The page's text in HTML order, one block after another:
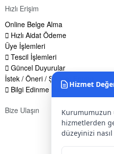
Hızlı Erişim
Online Belge Alma
Hızlı Aidat Ödeme
Üye İşlemleri
Tescil İşlemleri
Güncel Duyurular
İstek / Öneri / Şikayet Formu
Bilgi Edinme Hakkı
Bize Ulaşın
Yenice Mah. Atatürk Cad.
KIRŞEHİR / TÜRKİYE
Hizmet
hizmetlerden
düzeyinizi